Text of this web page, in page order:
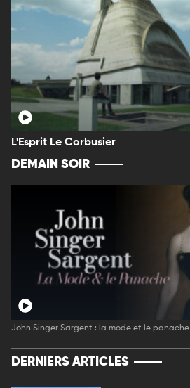
L'Esprit Le Corbusier
DEMAIN SOIR
John Singer Sargent : la mode et le panache
DERNIERS ARTICLES